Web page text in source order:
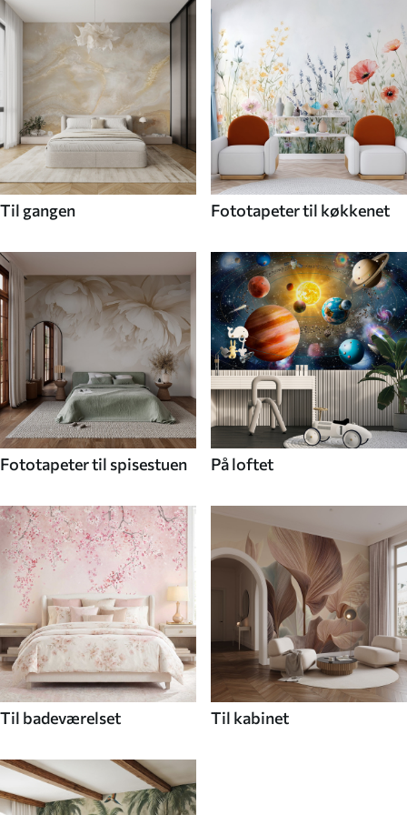
Til gangen Fototapeter til køkkenet
Fototapeter til spisestuen På loftet
Til badeværelset Til kabinet